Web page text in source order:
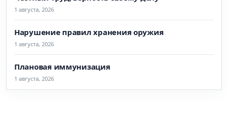
1 августа, 2026
Нарушение правил хранения оружия
1 августа, 2026
Плановая иммунизация
1 августа, 2026